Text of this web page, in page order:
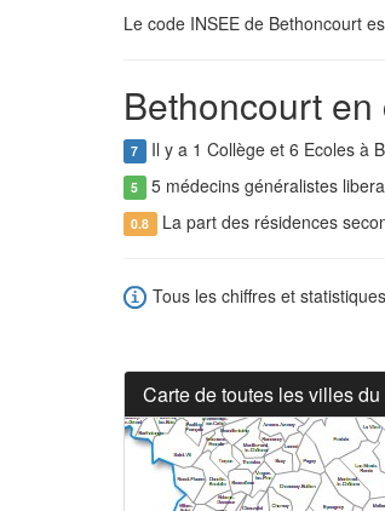
Le code INSEE de Bethoncourt
Bethoncourt en
7 Il y a 1 Collège et 6 Ecoles à
5 5 médecins généralistes
0.8 La part des résidences
Tous les chiffres et
Carte de toutes les villes